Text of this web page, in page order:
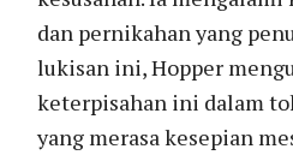
dan pernikahan yang
lukisan ini, Hopper
keterpisahan ini dalam
yang merasa kesepian